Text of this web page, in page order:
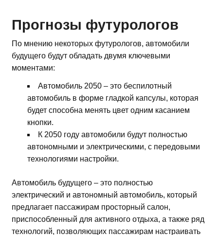
Прогнозы футурологов
По мнению некоторых футурологов, автомобили
будущего будут обладать двумя ключевыми
моментами:
Автомобиль 2050 – это беспилотный
автомобиль в форме гладкой капсулы, которая
будет способна менять цвет одним касанием
кнопки.
К 2050 году автомобили будут полностью
автономными и электрическими, с передовыми
технологиями настройки.
Автомобиль будущего – это полностью
электрический и автономный автомобиль, который
предлагает пассажирам просторный салон,
приспособленный для активного отдыха, а также ряд
технологий, позволяющих пассажирам настраивать